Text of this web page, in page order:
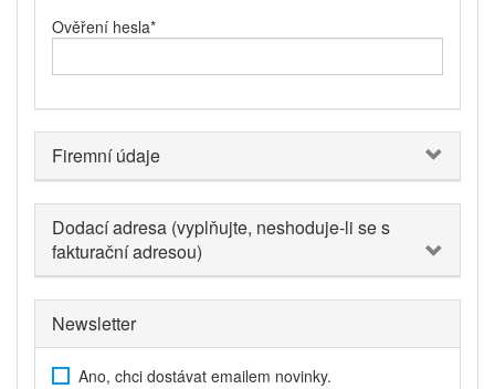
Ověření hesla*
Firemní údaje
Dodací adresa (vyplňujte, neshoduje-li se s
fakturační adresou)
Newsletter
Ano, chci dostávat emailem novinky.